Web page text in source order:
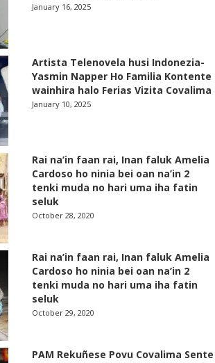
January 16, 2025
Artista Telenovela husi Indonezia-
Yasmin Napper Ho Familia Kontente
wainhira halo Ferias Vizita Covalima
January 10, 2025
Rai na’in faan rai, Inan faluk Amelia
Cardoso ho ninia bei oan na’in 2
tenki muda no hari uma iha fatin
seluk
October 28, 2020
Rai na’in faan rai, Inan faluk Amelia
Cardoso ho ninia bei oan na’in 2
tenki muda no hari uma iha fatin
seluk
October 29, 2020
PAM Rekuñese Povu Covalima Sente